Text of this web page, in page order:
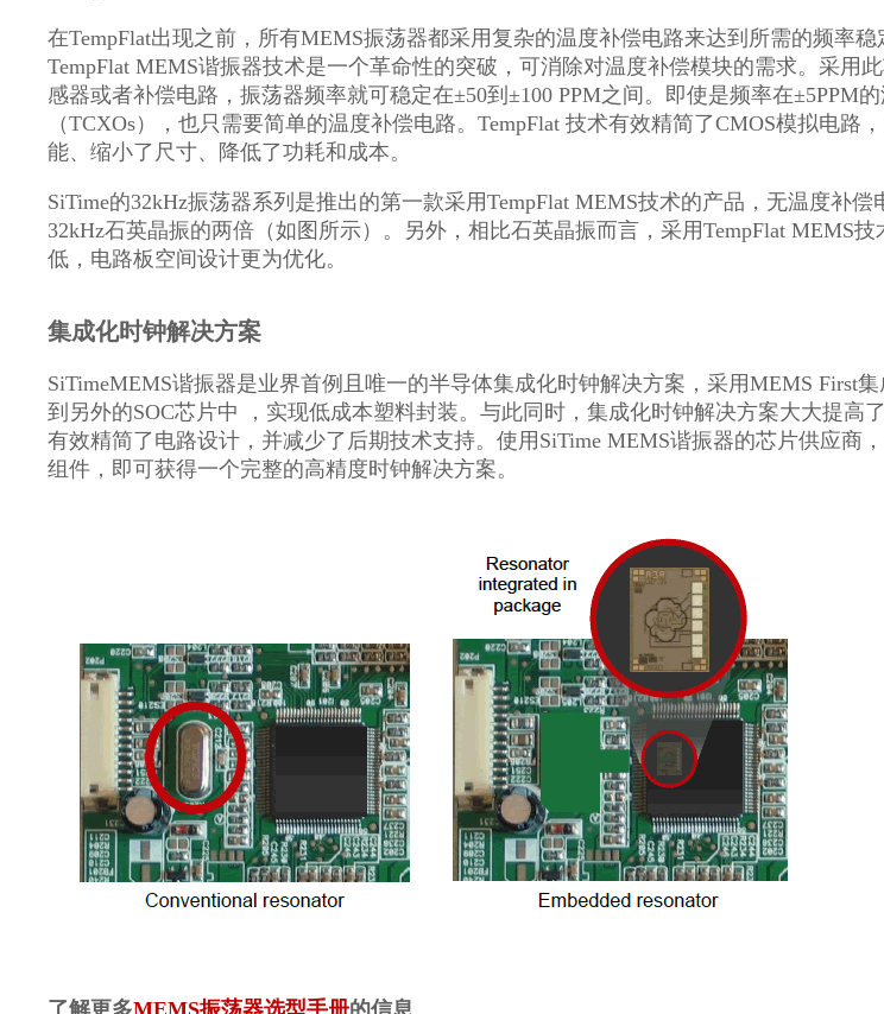
在TempFlat出现之前，所有MEMS振荡器都采用复杂的温度补偿电路来达到所需的频率稳
TempFlat MEMS谐振器技术是一个革命性的突破，可消除对温度补偿模块的需求。采用
感器或者补偿电路，振荡器频率就可稳定在±50到±100 PPM之间。即使是频率在±5PPM
（TCXOs），也只需要简单的温度补偿电路。TempFlat 技术有效精简了CMOS模拟电路
能、缩小了尺寸、降低了功耗和成本。
SiTime的32kHz振荡器系列是推出的第一款采用TempFlat MEMS技术的产品，无温度补
32kHz石英晶振的两倍（如图所示）。另外，相比石英晶振而言，采用TempFlat MEMS
低，电路板空间设计更为优化。
集成化时钟解决方案
SiTimeMEMS谐振器是业界首例且唯一的半导体集成化时钟解决方案，采用MEMS First
到另外的SOC芯片中 ，实现低成本塑料封装。与此同时，集成化时钟解决方案大大提高
有效精简了电路设计，并减少了后期技术支持。使用SiTime MEMS谐振器的芯片供应商
组件，即可获得一个完整的高精度时钟解决方案。
了解更多MEMS振荡器选型手册的信息